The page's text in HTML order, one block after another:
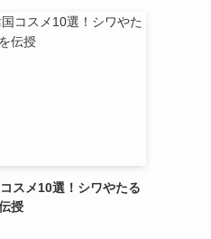
スメ10選！シワやたる
授